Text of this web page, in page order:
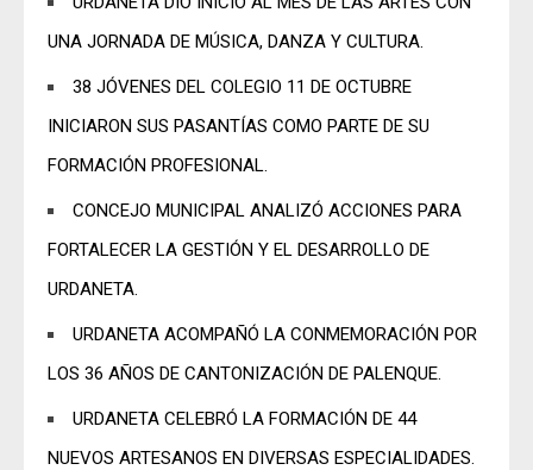
UNA JORNADA DE MÚSICA, DANZA Y CULTURA.
38 JÓVENES DEL COLEGIO 11 DE OCTUBRE
INICIARON SUS PASANTÍAS COMO PARTE DE SU
FORMACIÓN PROFESIONAL.
CONCEJO MUNICIPAL ANALIZÓ ACCIONES PARA
FORTALECER LA GESTIÓN Y EL DESARROLLO DE
URDANETA.
URDANETA ACOMPAÑÓ LA CONMEMORACIÓN POR
LOS 36 AÑOS DE CANTONIZACIÓN DE PALENQUE.
URDANETA CELEBRÓ LA FORMACIÓN DE 44
NUEVOS ARTESANOS EN DIVERSAS ESPECIALIDADES.